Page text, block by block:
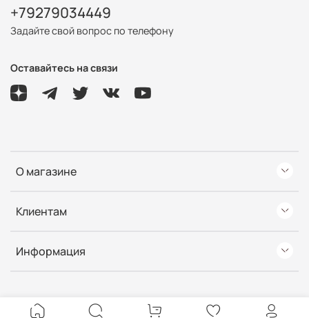
О магазине
Клиентам
Информация
+79279034449
Задайте свой вопрос по телефону
Оставайтесь на связи